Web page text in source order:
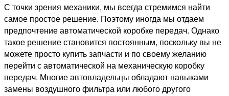
С точки зрения механики, мы всегда стремимся найти
самое простое решение. Поэтому иногда мы отдаем
предпочтение автоматической коробке передач. Однако
такое решение становится постоянным, поскольку вы не
можете просто купить запчасти и по своему желанию
перейти с автоматической на механическую коробку
передач. Многие автовладельцы обладают навыками
замены воздушного фильтра или любого другого